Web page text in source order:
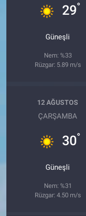
29°
Güneşli
Nem: %33
Rüzgar: 5.89 m/s
12 AĞUSTOS
ÇARŞAMBA
30°
Güneşli
Nem: %31
Rüzgar: 4.50 m/s